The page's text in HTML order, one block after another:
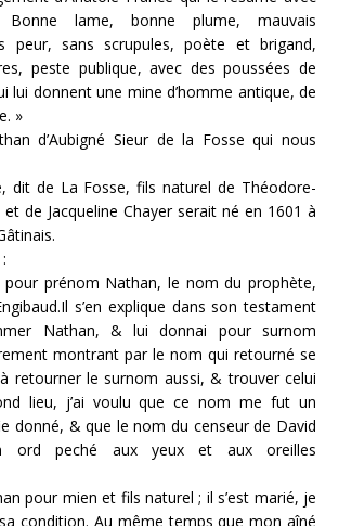
lame, bonne plume, mauvais
peur, sans scrupules, poète et brigand,
peste publique, avec des poussées de
lui donnent une mine d’homme antique, de
»
d’Aubigné Sieur de la Fosse qui nous
dit de La Fosse, fils naturel de Théodore-
et de Jacqueline Chayer serait né en 1601 à
pour prénom Nathan, le nom du prophète,
s’en explique dans son testament
Nathan, & lui donnai pour surnom
montrant par le nom qui retourné se
retourner le surnom aussi, & trouver celui
lieu, j’ai voulu que ce nom me fut un
donné, & que le nom du censeur de David
ord peché aux yeux et aux oreilles
pour mien et fils naturel ; il s’est marié, je
condition. Au même temps que mon aîné